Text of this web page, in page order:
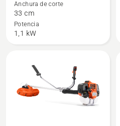
sobre
531RB
Anchura de corte
33 cm
Potencia
1,1 kW